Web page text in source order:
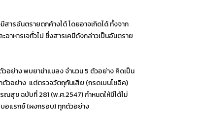
ารอันตรายตกค้างได้ โดยอาจเกิดได้ ทั้งจาก
หารเจทั่วไป ซึ่งสารเคมีดังกล่าวเป็นอันตราย
ย่าง พบยาฆ่าแมลง จำนวน 5 ตัวอย่าง คิดเป็น
ตัวอย่าง แต่ตรวจวัตถุกันเสีย (กรดเบนโซอิค)
สุข ฉบับที่ 281 (พ.ศ.2547) กำหนดให้มีได้ไม่
บอแรกซ์ (ผงกรอบ) ทุกตัวอย่าง